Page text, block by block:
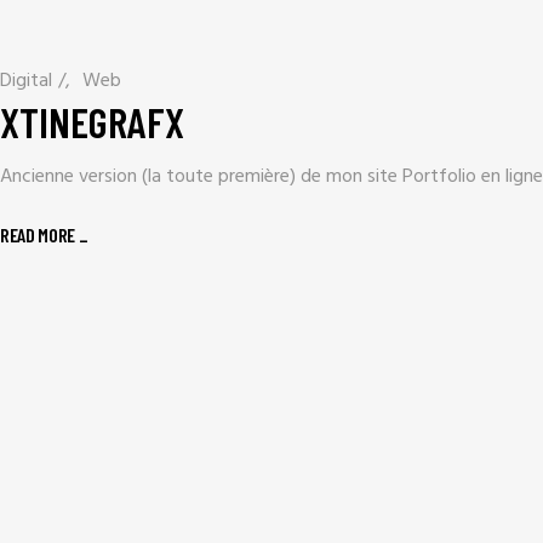
Digital / Web
XTINEGRAFX
Ancienne version (la toute première) de mon site Portfolio en
READ MORE _